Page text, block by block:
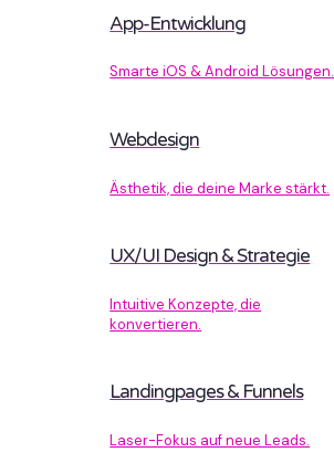
App-Entwicklung
Smarte iOS & Android Lösungen.
Webdesign
Ästhetik, die deine Marke stärkt.
UX/UI Design & Strategie
Intuitive Konzepte, die
konvertieren.
Landingpages & Funnels
Laser-Fokus auf neue Leads.